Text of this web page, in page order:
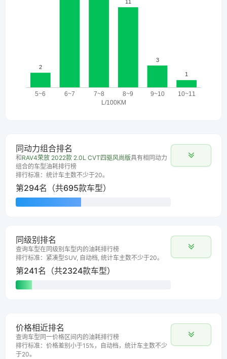
同动力组合排名
和 RAV4荣放 2022款 2.0L CVT四驱风尚版具有相同动力
组合的车型油耗排行榜
排行标准：统计车主数不少于20。
第294名（共695款车型）
同级别排名
查询车型在同级别车型内的油耗排行榜
排行标准：紧凑型SUV, 自动档, 统计车主数不少于20。
第241名（共2324款车型）
价格相近排名
查询车型同一价格区间内的油耗排行榜
排行标准：价格差别小于15%，自动档，统计车主数不少
于20。